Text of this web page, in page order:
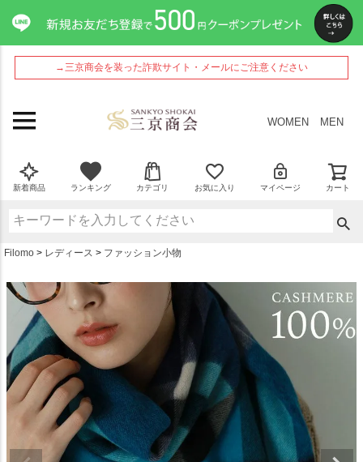
→三京商会を装った詐欺サイト・メールにご注意ください
WOMEN MEN
新着商品 ランキング カテゴリ お気に入り マイページ カート
Filomo レディース ファッション小物
ペー
ジト
ップ
へ